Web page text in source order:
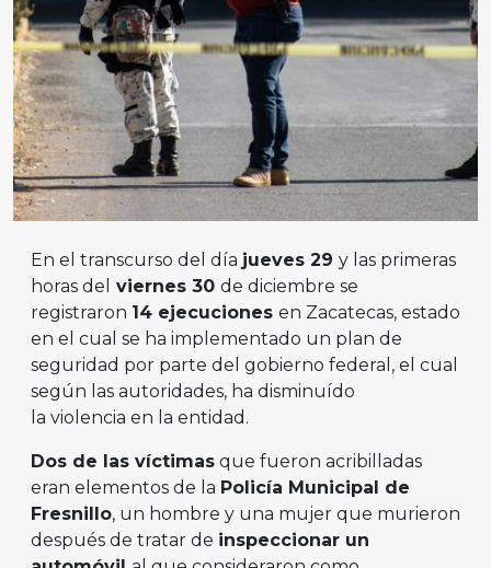
En el transcurso del día jueves 29 y las primeras
horas del viernes 30 de diciembre se
registraron 14 ejecuciones en Zacatecas, estado
en el cual se ha implementado un plan de
seguridad por parte del gobierno federal, el cual
según las autoridades, ha disminuído
la violencia en la entidad.
Dos de las víctimas que fueron acribilladas
eran elementos de la Policía Municipal de
Fresnillo, un hombre y una mujer que murieron
después de tratar de inspeccionar un